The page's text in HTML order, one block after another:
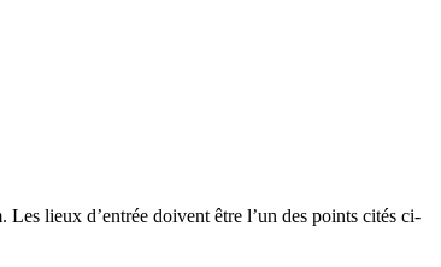
lieux d’entrée doivent être l’un des points cités ci-